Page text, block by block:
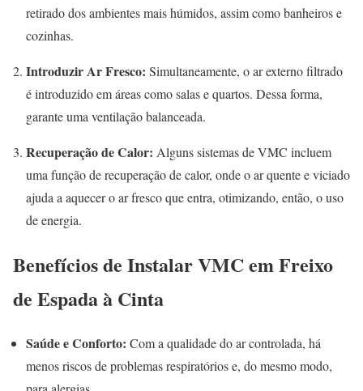
retirado dos ambientes mais húmidos, assim como banheiros e
cozinhas.
Introduzir Ar Fresco: Simultaneamente, o ar externo filtrado
é introduzido em áreas como salas e quartos. Dessa forma,
garante uma ventilação balanceada.
Recuperação de Calor: Alguns sistemas de VMC incluem
uma função de recuperação de calor, onde o ar quente e viciado
ajuda a aquecer o ar fresco que entra, otimizando, então, o uso
de energia.
Benefícios de Instalar VMC em Freixo
de Espada à Cinta
Saúde e Conforto: Com a qualidade do ar controlada, há
menos riscos de problemas respiratórios e, do mesmo modo,